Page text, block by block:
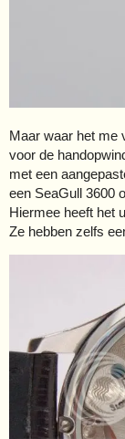
Maar waar het me
voor de
met een
een SeaGull 3600
Hiermee heeft het
Ze hebben zelfs